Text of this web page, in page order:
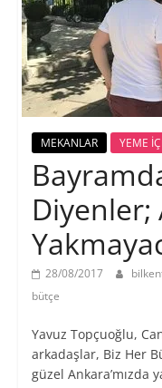
MEKANLAR YEME
Diyenler;
28/08/2017
bütçe
Yavuz Topçuoğlu,
arkadaşlar, Biz Her
güzel Ankara’mızda